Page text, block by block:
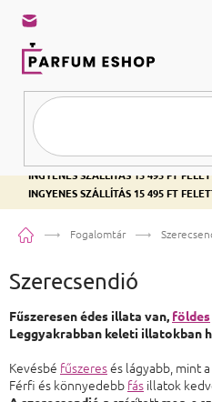
INGYENES SZÁLLÍTÁS 15 495 FT
INGYENES SZÁLLÍTÁS 15 495 FT
INGYENES SZÁLLÍTÁS 15 495 FT
KezdőlapFogalomtár
Szerecsendió
Fűszeresen édes illata van, földes
Leggyakrabban keleti illatokban
Kevésbé fűszeresés lágyabb, mint a
Férfi és könnyedebb fás illatok